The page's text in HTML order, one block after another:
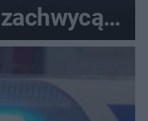
gwiazd